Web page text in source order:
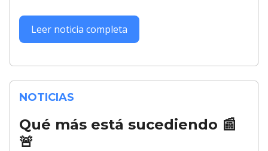
Leer noticia completa
NOTICIAS
Qué más está sucediendo 📰
🚨